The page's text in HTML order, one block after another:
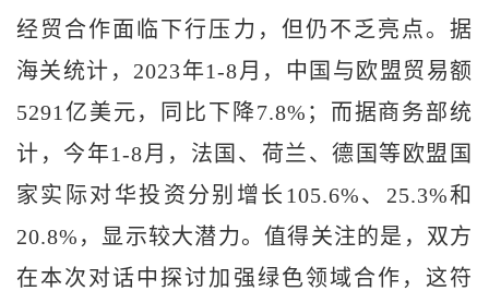
经贸合作面临下行压力，但仍不乏亮点。据
海关统计，2023年1-8月，中国与欧盟贸易额
5291亿美元，同比下降7.8%；而据商务部统
计，今年1-8月，法国、荷兰、德国等欧盟国
家实际对华投资分别增长105.6%、25.3%和
20.8%，显示较大潜力。值得关注的是，双方
在本次对话中探讨加强绿色领域合作，这符